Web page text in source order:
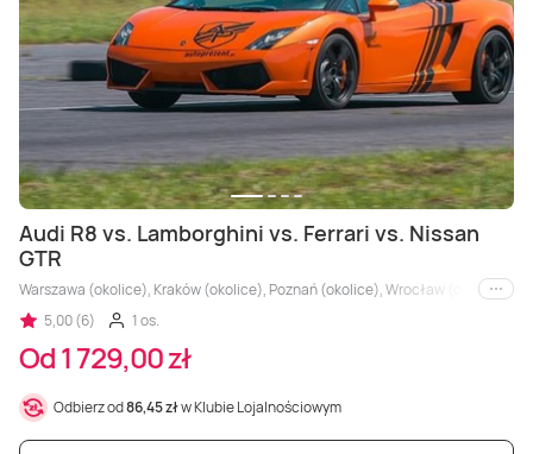
Audi R8 vs. Lamborghini vs. Ferrari vs. Nissan
GTR
Warszawa (okolice), Kraków (okolice), Poznań (okolice), Wrocław (okolice),
i inne
5,00 (6)
1 os.
Od 1 729,00 zł
Odbierz od86,45 złw Klubie Lojalnościowym